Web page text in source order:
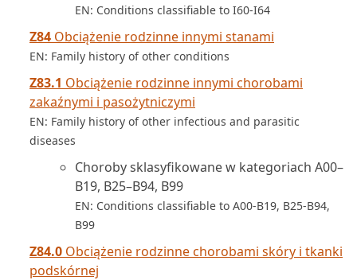
EN: Conditions classifiable to I60-I64
Z84 Obciążenie rodzinne innymi stanami
EN: Family history of other conditions
Z83.1 Obciążenie rodzinne innymi chorobami
zakaźnymi i pasożytniczymi
EN: Family history of other infectious and parasitic
diseases
Choroby sklasyfikowane w kategoriach A00–
B19, B25–B94, B99
EN: Conditions classifiable to A00-B19, B25-B94,
B99
Z84.0 Obciążenie rodzinne chorobami skóry i tkanki
podskórnej